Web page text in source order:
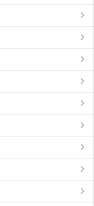
keyboard_arrow_right
keyboard_arrow_right
keyboard_arrow_right
keyboard_arrow_right
keyboard_arrow_right
keyboard_arrow_right
keyboard_arrow_right
keyboard_arrow_right
keyboard_arrow_right